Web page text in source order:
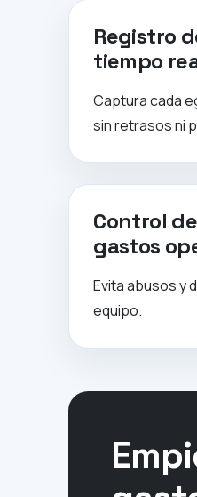
Registro
tiempo
Captura cada
sin retrasos ni
Control
gastos
Evita abusos y
equipo.